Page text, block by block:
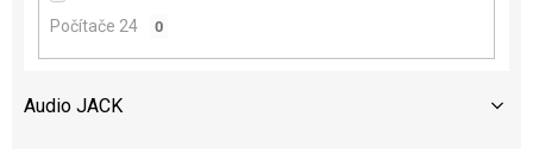
Počítače 24 0
Audio JACK